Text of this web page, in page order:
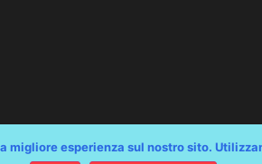
migliore esperienza sul nostro sito.